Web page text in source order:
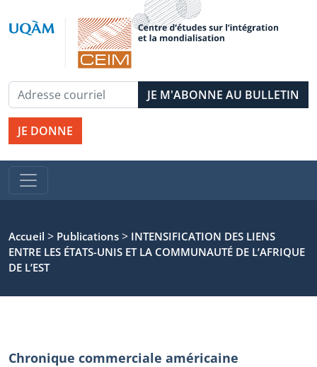
JE DONNE
Accueil > Publications > INTENSIFICATION DES LIENS
ENTRE LES ÉTATS-UNIS ET LA COMMUNAUTÉ DE L’AFRIQUE
DE L’EST
Chronique commerciale américaine